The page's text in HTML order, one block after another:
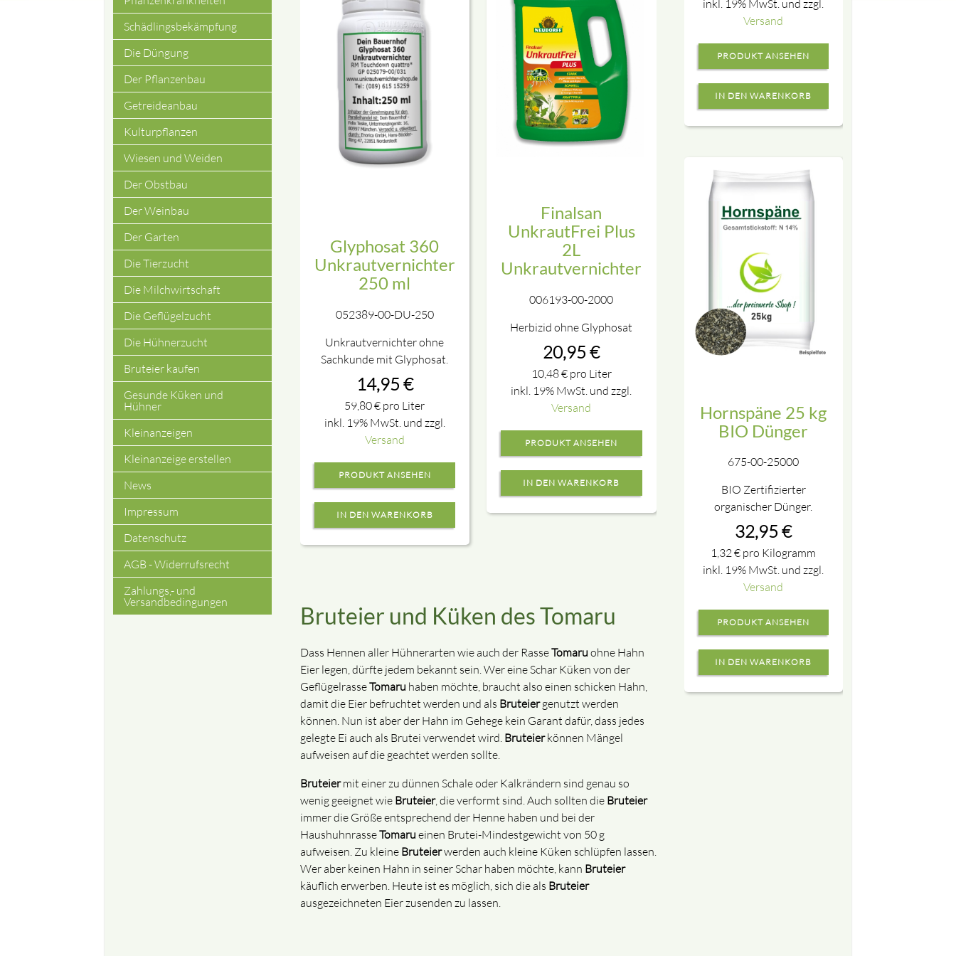
Glyphosat 360
Unkrautvernichter
250 ml
052389-00-DU-250
Unkrautvernichter ohne
Sachkunde mit Glyphosat.
14,95 €
59,80€ pro Liter
inkl. 19% MwSt. und zzgl.
Versand
PRODUKT ANSEHEN
Finalsan
UnkrautFrei Plus
2L
Unkrautvernichter
006193-00-2000
Herbizid ohne Glyphosat
20,95€
10,48€pro Liter
inkl. 19% MwSt. und zzgl.
Versand
PRODUKT ANSEHEN
Bruteier und Küken des Tomaru
Dass Hennen aller Hühnerarten wie auch der RasseTomaru ohne Hahn
Eier legen, dürfte jedem bekannt sein. Wer eine Schar Küken von der
GeflügelrasseTomaru haben möchte, braucht also einen schicken Hahn,
damit die Eier befruchtet werden und als Bruteiergenutzt werden
können. Nun ist aber der Hahn im Gehege kein Garant dafür, dass jedes
gelegte Ei auch als Brutei verwendet wird. Bruteierkönnen Mängel
aufweisen auf die geachtet werden sollte.
Bruteiermit einer zu dünnen Schale oder Kalkrändern sind genau so
wenig geeignet wie Bruteier, die verformt sind. Auch sollten die Bruteier
immer die Größe entsprechend der Henne haben und bei der
HaushuhnrasseTomaru einen Brutei-Mindestgewicht von 50 g
aufweisen. Zu kleine Bruteierwerden auch kleine Küken schlüpfen lassen.
Wer aber keinen Hahn in seiner Schar haben möchte, kann Bruteier
käuflich erwerben. Heute ist es möglich, sich die als Bruteier
ausgezeichneten Eier zusenden zu lassen.
Schädlingsbekämpfung
Die Düngung
Der Pflanzenbau
Getreideanbau
Kulturpflanzen
Wiesen und Weiden
Der Obstbau
Der Weinbau
Der Garten
Die Tierzucht
Die Milchwirtschaft
Die Geflügelzucht
Die Hühnerzucht
Bruteier kaufen
Gesunde Küken und
Hühner
Kleinanzeigen
Kleinanzeige erstellen
News
Impressum
Datenschutz
AGB - Widerrufsrecht
Zahlungs,- und
Versandbedingungen
inkl. 19% MwSt. und zzgl.
Versand
PRODUKT ANSEHEN
Hornspäne 25 kg
BIO Dünger
675-00-25000
BIO Zertifizierter
organischer Dünger.
32,95€
1,32€ pro Kilogramm
inkl. 19% MwSt. und zzgl.
Versand
PRODUKT ANSEHEN